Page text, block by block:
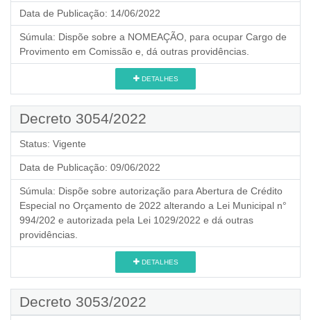
Data de Publicação: 14/06/2022
Súmula: Dispõe sobre a NOMEAÇÃO, para ocupar Cargo de
Provimento em Comissão e, dá outras providências.
DETALHES
Decreto 3054/2022
Status: Vigente
Data de Publicação: 09/06/2022
Súmula: Dispõe sobre autorização para Abertura de Crédito
Especial no Orçamento de 2022 alterando a Lei Municipal n°
994/202 e autorizada pela Lei 1029/2022 e dá outras
providências.
DETALHES
Decreto 3053/2022